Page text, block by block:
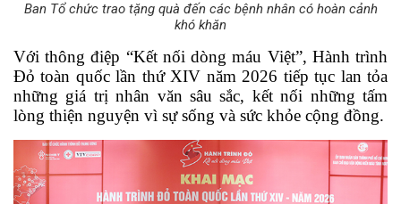
Ban Tổ chức trao tặng quà đến các bệnh nhân có hoàn cảnh
khó khăn
Với thông điệp “Kết nối dòng máu Việt”, Hành trình
Đỏ toàn quốc lần thứ XIV năm 2026 tiếp tục lan tỏa
những giá trị nhân văn sâu sắc, kết nối những tấm
lòng thiện nguyện vì sự sống và sức khỏe cộng đồng.